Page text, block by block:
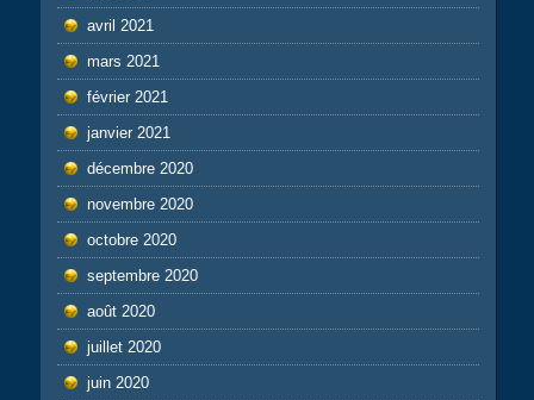
avril 2021
mars 2021
février 2021
janvier 2021
décembre 2020
novembre 2020
octobre 2020
septembre 2020
août 2020
juillet 2020
juin 2020